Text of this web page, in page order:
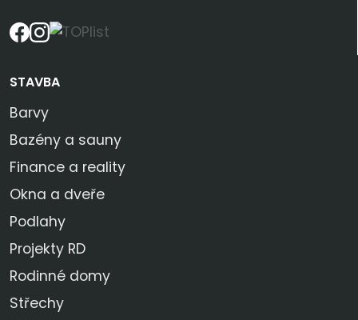
STAVBA
Barvy
Bazény a sauny
Finance a reality
Okna a dveře
Podlahy
Projekty RD
Rodinné domy
Střechy